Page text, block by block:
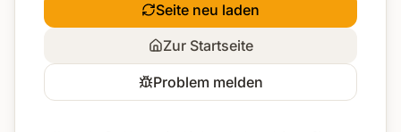
Seite neu laden
Zur Startseite
Problem melden